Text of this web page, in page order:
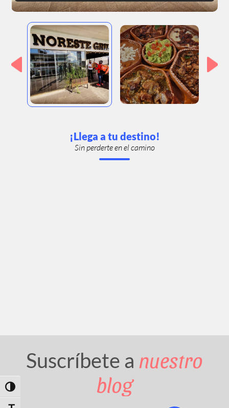
Toggle High Contrast
¡Llega a tu destino!
Sin perderte en el camino
Suscríbete a nuestro
blog